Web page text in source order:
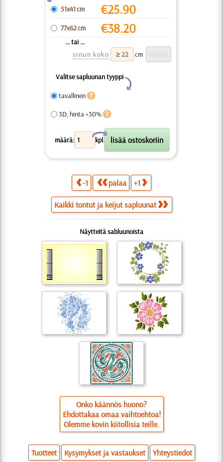
51x41 cm
€25.90
77x62 cm €38.20
... tai ...
sinun koko
cm
Valitse sapluunan tyyppi
Y
tavallinen
3D, hinta +30%
määrä: kpl.
X
-1 palaa +1
Kaikki tontut ja keijut sapluunat
Näytteitä sabluunoista
Onko käännös huono?
Ehdottakaa omaa vaihtoehtoa!
Olemme kovin kiitollisia teille.
Tuotteet Kysymykset ja vastaukset Yhteystiedot